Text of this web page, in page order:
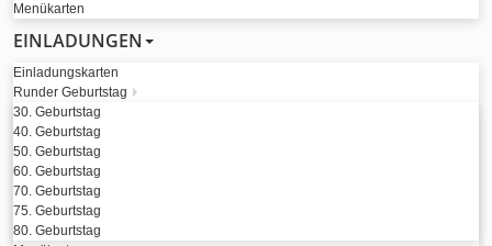
Menükarten
EINLADUNGEN
Einladungskarten
Runder Geburtstag
30. Geburtstag
40. Geburtstag
50. Geburtstag
60. Geburtstag
70. Geburtstag
75. Geburtstag
80. Geburtstag